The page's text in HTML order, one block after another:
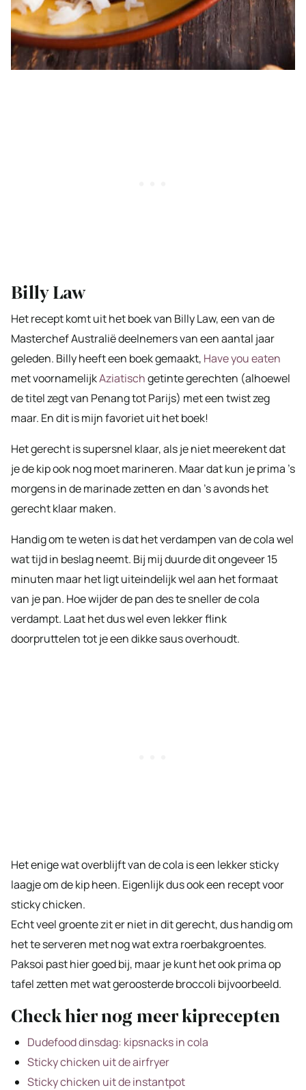
Billy Law
Het recept komt uit het boek van Billy Law, een van de
Masterchef Australië deelnemers van een aantal jaar
geleden. Billy heeft een boek gemaakt, Have you eaten
met voornamelijkAziatischgetinte gerechten (alhoewel
de titel zegt van Penang tot Parijs) met een twist zeg
maar. En dit is mijn favoriet uit het boek!
Het gerecht is supersnel klaar, als je niet meerekent dat
je de kip ook nog moet marineren. Maar dat kun je prima ’s
morgens in de marinade zetten en dan ’s avonds het
gerecht klaar maken.
Handig om te weten is dat het verdampen van de cola wel
wat tijd in beslag neemt. Bij mij duurde dit ongeveer 15
minuten maar het ligt uiteindelijk wel aan het formaat
van je pan. Hoe wijder de pan des te sneller de cola
verdampt. Laat het dus wel even lekker flink
doorpruttelen tot je een dikke saus overhoudt.
Het enige wat overblijft van de cola is een lekker sticky
laagje om de kip heen. Eigenlijk dus ook een recept voor
sticky chicken.
Echt veel groente zit er niet in dit gerecht, dus handig om
het te serveren met nog wat extra roerbakgroentes.
Paksoi past hier goed bij, maar je kunt het ook prima op
tafel zetten met wat geroosterde broccoli bijvoorbeeld.
Check hier nog meer kiprecepten
Dudefood dinsdag: kipsnacks in cola
Sticky chicken uit de airfryer
Sticky chicken uit de instantpot